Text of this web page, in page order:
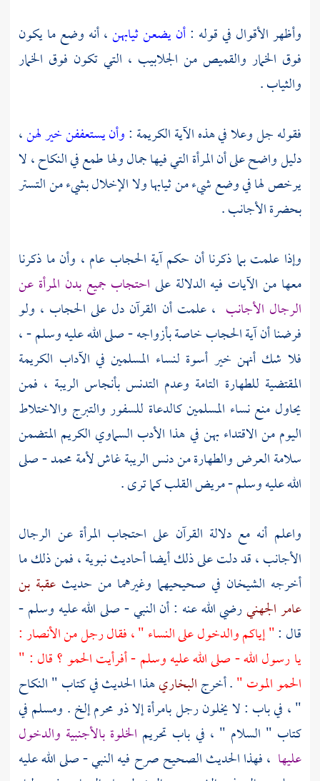
وأظهر الأقوال في قوله :أن يضعن ثيابهن، أنه وضع ما يكون
فوق الخمار والقميص من الجلابيب ، التي تكون فوق الخمار
والثياب .
فقوله جل وعلا في هذه الآية الكريمة :وأن يستعففن خير لهن،
دليل واضح على أن المرأة التي فيها جمال ولها طمع في النكاح ، لا
يرخص لها في وضع شيء من ثيابها ولا الإخلال بشيء من التستر
بحضرة الأجانب .
وإذا علمت بما ذكرنا أن حكم آية الحجاب عام ، وأن ما ذكرنا
معها من الآيات فيه الدلالة على احتجاب جميع بدن المرأة عن
الرجال الأجانب ، علمت أن القرآن دل على الحجاب ، ولو
فرضنا أن آية الحجاب خاصة بأزواجه - صلى الله عليه وسلم - ،
فلا شك أنهن خير أسوة لنساء المسلمين في الآداب الكريمة
المقتضية للطهارة التامة وعدم التدنس بأنجاس الريبة ، فمن
يحاول منع نساء المسلمين كالدعاة للسفور والتبرج والاختلاط
اليوم من الاقتداء بهن في هذا الأدب السماوي الكريم المتضمن
سلامة العرض والطهارة من دنس الريبة غاش لأمةمحمد- صلى
الله عليه وسلم - مريض القلب كما ترى .
واعلم أنه مع دلالة القرآن على احتجاب المرأة عن الرجال
الأجانب ، قد دلت على ذلك أيضا أحاديث نبوية ، فمن ذلك ما
أخرجه الشيخان في صحيحيهما وغيرهما من حديث عقبة بن
عامر الجهنيرضي الله عنه : أن النبي - صلى الله عليه وسلم -
قال :" إياكم والدخول على النساء " ، فقال رجل من الأنصار :
يا رسول الله - صلى الله عليه وسلم - أفرأيت الحمو ؟ قال : "
الحمو الموت ". أخرجالبخاريهذا الحديث في كتاب " النكاح
" ، في باب : لا يخلون رجل بامرأة إلا ذو محرم إلخ . ومسلمفي
كتاب " السلام " ، في باب تحريم الخلوة بالأجنبية والدخول
عليها ، فهذا الحديث الصحيح صرح فيه النبي - صلى الله عليه